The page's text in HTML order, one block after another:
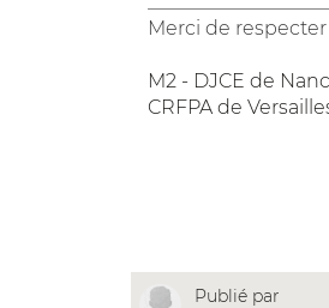
Merci de respecter
M2 - DJCE de
CRFPA de
Publié par